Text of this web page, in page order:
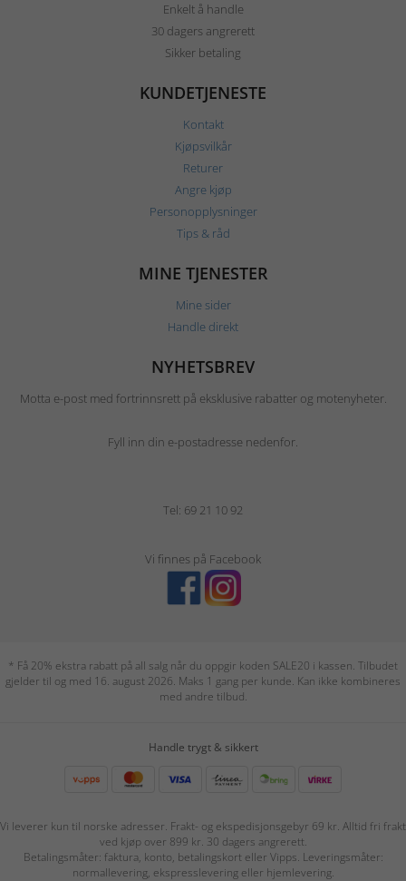
Enkelt å handle
30 dagers angrerett
Sikker betaling
KUNDETJENESTE
Kontakt
Kjøpsvilkår
Returer
Angre kjøp
Personopplysninger
Tips & råd
MINE TJENESTER
Mine sider
Handle direkt
NYHETSBREV
Motta e-post med fortrinnsrett på eksklusive rabatter og motenyheter.
Fyll inn din e-postadresse nedenfor.
Tel: 69 21 10 92
Vi finnes på Facebook
* Få 20% ekstra rabatt på all salg når du oppgir koden SALE20 i kassen. Tilbudet
gjelder til og med 16. august 2026. Maks 1 gang per kunde. Kan ikke kombineres
med andre tilbud.
Handle trygt & sikkert
Vi leverer kun til norske adresser. Frakt- og ekspedisjonsgebyr 69 kr. Alltid fri frakt
ved kjøp over 899 kr. 30 dagers angrerett.
Betalingsmåter: faktura, konto, betalingskort eller Vipps. Leveringsmåter:
normallevering, ekspresslevering eller hjemlevering.